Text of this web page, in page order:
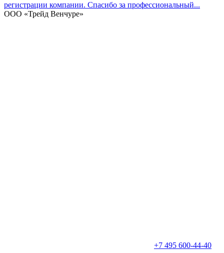
регистрации компании. Спасибо за профессиональный...
ООО «Трейд Венчуре»
+7 495 600-44-40